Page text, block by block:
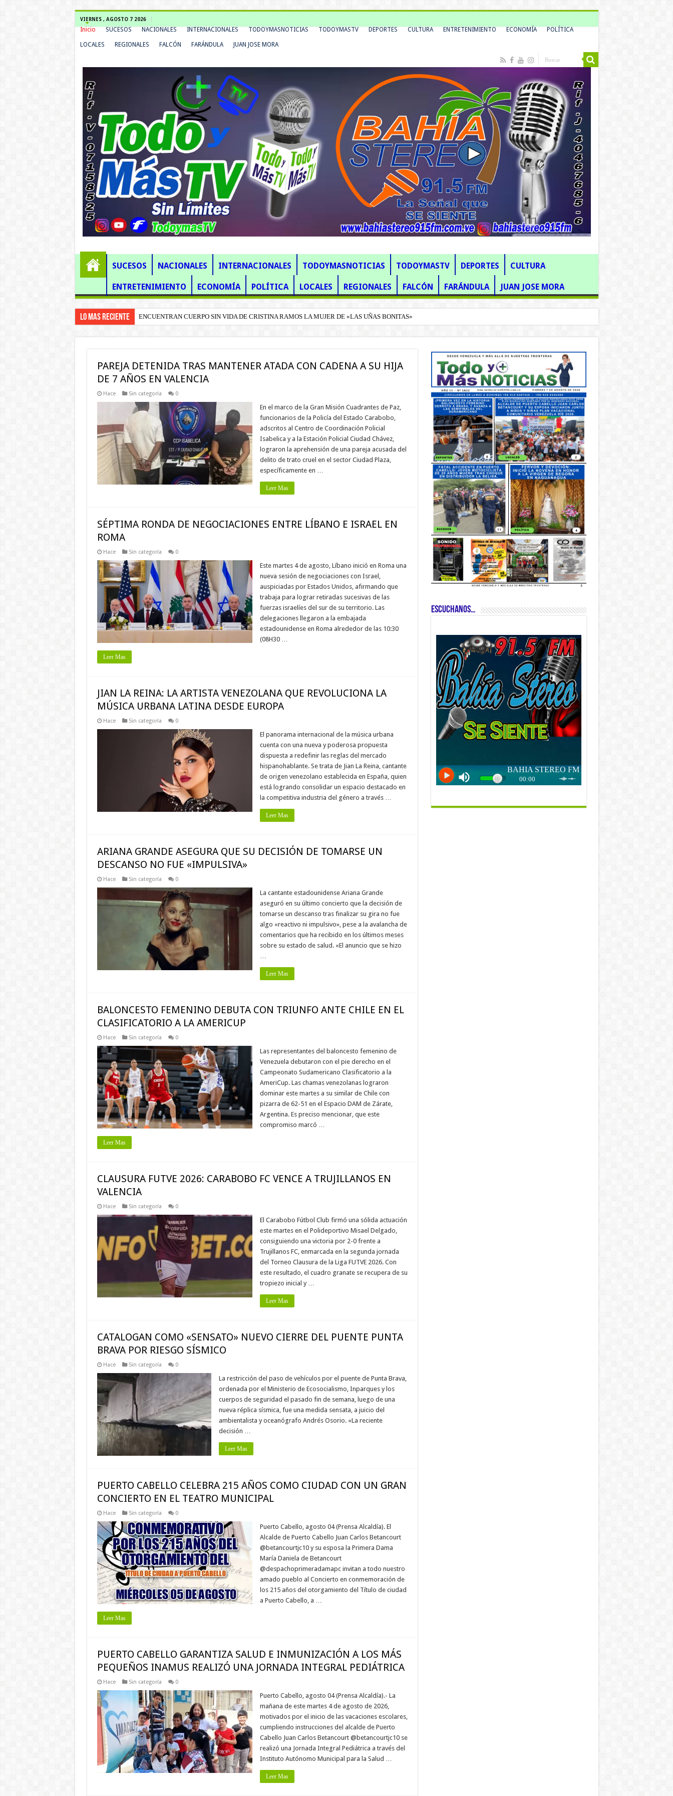
VIERNES , AGOSTO 7 2026
Inicio SUCESOS NACIONALES INTERNACIONALES TODOYMASNOTICIAS TODOYMASTV DEPORTES CULTURA ENTRETENIMIENTO ECONOMÍA POLÍTICA
LOCALES REGIONALES FALCÓN FARÁNDULA JUAN JOSE MORA
SUCESOS NACIONALES INTERNACIONALES TODOYMASNOTICIAS TODOYMASTV DEPORTES CULTURA
ENTRETENIMIENTO ECONOMÍA POLÍTICA LOCALES REGIONALES FALCÓN FARÁNDULA JUAN JOSE MORA
Lo mas Reciente ENCUENTRAN CUERPO SIN VIDA DE CRISTINA RAMOS LA MUJER DE «LAS UÑAS BONITAS»
FATAL ACCIDENTE EN PUERTO CABELLO: JOVEN MOTOCICLISTA DE 20 AÑOS MUERE TRAS CHOQUE EN DISTRIBUIDOR LA BELISA.
PAREJA DETENIDA TRAS MANTENER ATADA CON CADENA A SU HIJA
DE 7 AÑOS EN VALENCIA
Hace Sin categoría 0
En el marco de la Gran Misión Cuadrantes de Paz,
funcionarios de la Policía del Estado Carabobo,
adscritos al Centro de Coordinación Policial
Isabelica y a la Estación Policial Ciudad Chávez,
lograron la aprehensión de una pareja acusada del
delito de trato cruel en el sector Ciudad Plaza,
específicamente en …
Leer Mas
SÉPTIMA RONDA DE NEGOCIACIONES ENTRE LÍBANO E ISRAEL EN
ROMA
Hace Sin categoría 0
Este martes 4 de agosto, Líbano inició en Roma una
nueva sesión de negociaciones con Israel,
auspiciadas por Estados Unidos, afirmando que
trabaja para lograr retiradas sucesivas de las
fuerzas israelíes del sur de su territorio. Las
delegaciones llegaron a la embajada
estadounidense en Roma alrededor de las 10:30
(08H30 …
Leer Mas
JIAN LA REINA: LA ARTISTA VENEZOLANA QUE REVOLUCIONA LA
MÚSICA URBANA LATINA DESDE EUROPA
Hace Sin categoría 0
El panorama internacional de la música urbana
cuenta con una nueva y poderosa propuesta
dispuesta a redefinir las reglas del mercado
hispanohablante. Se trata de Jian La Reina, cantante
de origen venezolano establecida en España, quien
está logrando consolidar un espacio destacado en
la competitiva industria del género a través …
Leer Mas
ARIANA GRANDE ASEGURA QUE SU DECISIÓN DE TOMARSE UN
DESCANSO NO FUE «IMPULSIVA»
Hace Sin categoría 0
La cantante estadounidense Ariana Grande
aseguró en su último concierto que la decisión de
tomarse un descanso tras finalizar su gira no fue
algo «reactivo ni impulsivo», pese a la avalancha de
comentarios que ha recibido en los últimos meses
sobre su estado de salud. «El anuncio que se hizo
…
Leer Mas
BALONCESTO FEMENINO DEBUTA CON TRIUNFO ANTE CHILE EN EL
CLASIFICATORIO A LA AMERICUP
Hace Sin categoría 0
Las representantes del baloncesto femenino de
Venezuela debutaron con el pie derecho en el
Campeonato Sudamericano Clasificatorio a la
AmeriCup. Las chamas venezolanas lograron
dominar este martes a su similar de Chile con
pizarra de 62-51 en el Espacio DAM de Zárate,
Argentina. Es preciso mencionar, que este
compromiso marcó …
Leer Mas
CLAUSURA FUTVE 2026: CARABOBO FC VENCE A TRUJILLANOS EN
VALENCIA
Hace Sin categoría 0
El Carabobo Fútbol Club firmó una sólida actuación
este martes en el Polideportivo Misael Delgado,
consiguiendo una victoria por 2-0 frente a
Trujillanos FC, enmarcada en la segunda jornada
del Torneo Clausura de la Liga FUTVE 2026. Con
este resultado, el cuadro granate se recupera de su
tropiezo inicial y …
Leer Mas
CATALOGAN COMO «SENSATO» NUEVO CIERRE DEL PUENTE PUNTA
BRAVA POR RIESGO SÍSMICO
Hace Sin categoría 0
La restricción del paso de vehículos por el puente de Punta Brava,
ordenada por el Ministerio de Ecosocialismo, Inparques y los
cuerpos de seguridad el pasado fin de semana, luego de una
nueva réplica sísmica, fue una medida sensata, a juicio del
ambientalista y oceanógrafo Andrés Osorio. «La reciente
decisión …
Leer Mas
PUERTO CABELLO CELEBRA 215 AÑOS COMO CIUDAD CON UN GRAN
CONCIERTO EN EL TEATRO MUNICIPAL
Hace Sin categoría 0
Puerto Cabello, agosto 04 (Prensa Alcaldía). El
Alcalde de Puerto Cabello Juan Carlos Betancourt
@betancourtjc10 y su esposa la Primera Dama
María Daniela de Betancourt
@despachoprimeradamapc invitan a todo nuestro
amado pueblo al Concierto en conmemoración de
los 215 años del otorgamiento del Título de ciudad
a Puerto Cabello, a …
Leer Mas
PUERTO CABELLO GARANTIZA SALUD E INMUNIZACIÓN A LOS MÁS
PEQUEÑOS INAMUS REALIZÓ UNA JORNADA INTEGRAL PEDIÁTRICA
Hace Sin categoría 0
Puerto Cabello, agosto 04 (Prensa Alcaldía).- La
mañana de este martes 4 de agosto de 2026,
motivados por el inicio de las vacaciones escolares,
cumpliendo instrucciones del alcalde de Puerto
Cabello Juan Carlos Betancourt @betancourtjc10 se
realizó una Jornada Integral Pediátrica a través del
Instituto Autónomo Municipal para la Salud …
Leer Mas
ESCUCHANOS…